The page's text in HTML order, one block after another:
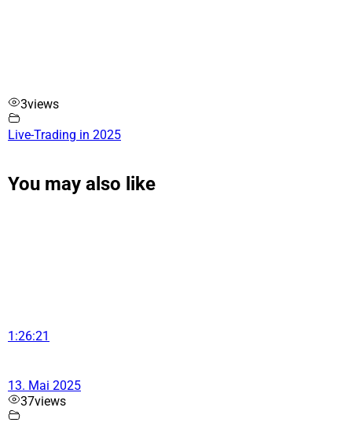
3views
Live-Trading in 2025
You may also like
1:26:21
13. Mai 2025
37views